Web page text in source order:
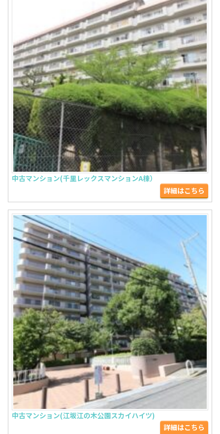
中古マンション(千里レックスマンションA棟）
詳細はこちら
中古マンション(江坂江の木公園スカイハイツ)
詳細はこちら